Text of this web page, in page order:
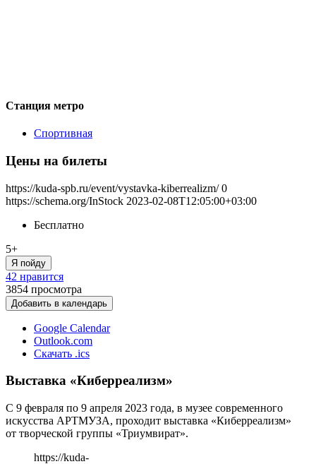
Станция метро
Спортивная
Цены на билеты
https://kuda-spb.ru/event/vystavka-kiberrealizm/ 0
https://schema.org/InStock 2023-02-08T12:05:00+03:00
Бесплатно
5+
Я пойду
42 нравится
3854 просмотра
Добавить в календарь
Google Calendar
Outlook.com
Скачать .ics
Выставка «Киберреализм»
С 9 февраля по 9 апреля 2023 года, в музее современного
искусства АРТМУЗА, проходит выставка «Киберреализм»
от творческой группы «Триумвират».
https://kuda-